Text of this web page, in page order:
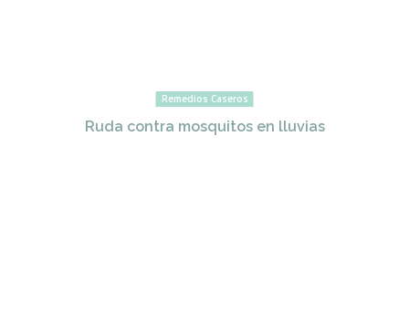
Remedios Caseros
Ruda contra mosquitos en lluvias